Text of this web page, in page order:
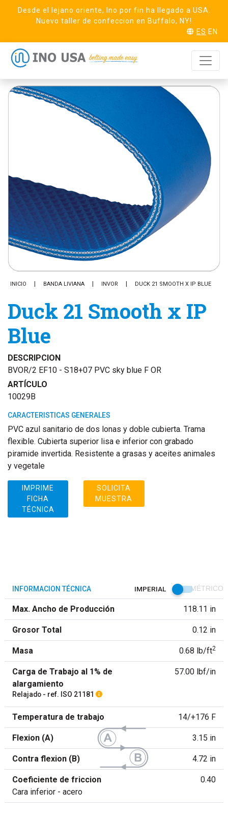
Desde el lejano oriente, Ino por fin ha llegado a USA.
Nuevo taller de confeccion en Buffalo, NY!
ES EN
Duck 21 Smooth x
IP Blue
SOLICITA MUESTRA
INICIO BANDA LIVIANA INVOR DUCK 21 SMOOTH X IP BLUE
Duck 21 Smooth x IP
Blue
DESCRIPCION
BVOR/2 EF10 - S18+07 PVC sky blue F OR
ARTÍCULO
10029B
CARACTERISTICAS GENERALES
PVC azul sanitario de dos lonas y doble cubierta. Trama
flexible. Cubierta superior lisa e inferior con grabado
piramide invertida. Resistente a grasas y aceites animales
y vegetale
IMPRIME
FICHA
TÉCNICA
SOLICITA
MUESTRA
INFORMACION TÉCNICA IMPERIAL MÉTRICO
Max. Ancho de Producción 118.11 in
Grosor Total 0.12 in
Masa 0.68 lb/ft2
Carga de Trabajo al 1% de
alargamiento
Relajado - ref. ISO 21181
57.00 lbf/in
Temperatura de trabajo 14/+176 F
Flexion (A) 3.15 in
Contra flexion (B) 4.72 in
Coeficiente de friccion
Cara inferior - acero
0.40